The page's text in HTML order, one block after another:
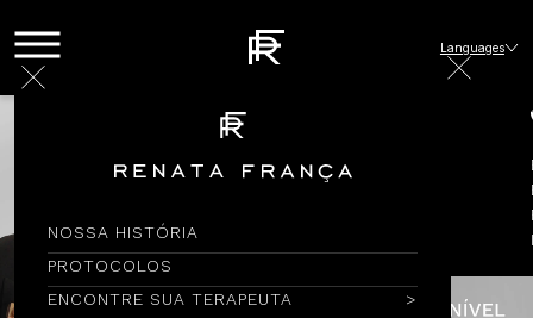
NOSSA HISTÓRIA
PROTOCOLOS
ENCONTRE SUA TERAPEUTA
Languages